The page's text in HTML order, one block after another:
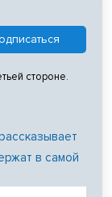
стороне.
в самой